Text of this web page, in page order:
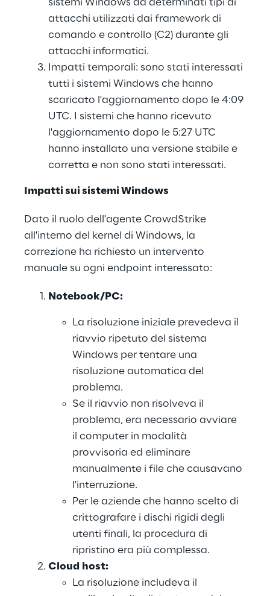
sistemi Windows da determinati tipi di
attacchi utilizzati dai framework di
comando e controllo (C2) durante gli
attacchi informatici.
Impatti temporali: sono stati interessati
tutti i sistemi Windows che hanno
scaricato l'aggiornamento dopo le 4:09
UTC. I sistemi che hanno ricevuto
l'aggiornamento dopo le 5:27 UTC
hanno installato una versione stabile e
corretta e non sono stati interessati.
Impatti sui sistemi Windows
Dato il ruolo dell'agente CrowdStrike
all'interno del kernel di Windows, la
correzione ha richiesto un intervento
manuale su ogni endpoint interessato:
Notebook/PC:
La risoluzione iniziale prevedeva il
riavvio ripetuto del sistema
Windows per tentare una
risoluzione automatica del
problema.
Se il riavvio non risolveva il
problema, era necessario avviare
il computer in modalità
provvisoria ed eliminare
manualmente i file che causavano
l'interruzione.
Per le aziende che hanno scelto di
crittografare i dischi rigidi degli
utenti finali, la procedura di
ripristino era più complessa.
Cloud
host:
La risoluzione includeva il